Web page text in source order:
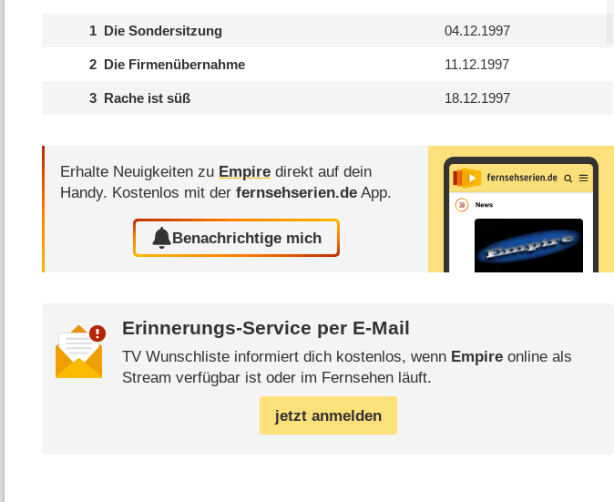
1 Die Sondersitzung 04.12.1997
2 Die Firmenübernahme 11.12.1997
3 Rache ist süß 18.12.1997
Erhalte Neuigkeiten zu Empire direkt auf dein
Handy. Kostenlos mit derfernsehserien.de App.
Benachrichtige mich
Erinnerungs-Service per E-Mail
TV Wunschliste informiert dich kostenlos, wenn Empireonline als
Stream verfügbar ist oder im Fernsehen läuft.
jetzt anmelden